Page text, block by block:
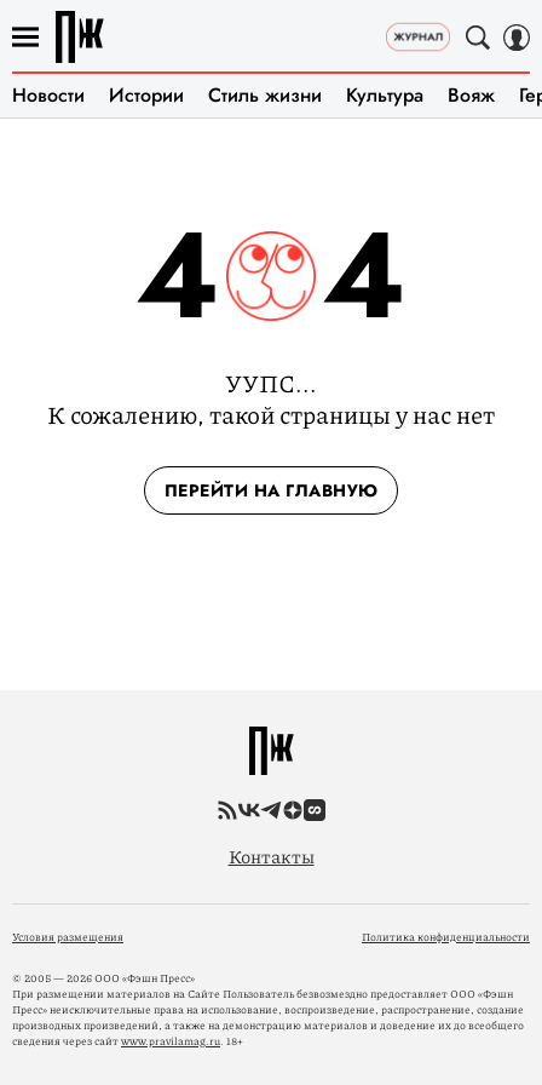
Новости Истории Стиль жизни Культура Вояж
4 4
УУПС...
К сожалению, такой страницы у нас нет
ПЕРЕЙТИ НА ГЛАВНУЮ
Контакты
Условия размещения Политика конфиденциальности
© 2005 — 2026 ООО «Фэшн Пресс»
При размещении материалов на Сайте Пользователь безвозмездно предоставляет ООО «Фэшн
Пресс» неисключительные права на использование, воспроизведение, распространение, создание
производных произведений, а также на демонстрацию материалов и доведение их до всеобщего
сведения через сайтwww.pravilamag.ru. 18+